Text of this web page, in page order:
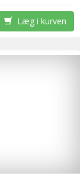
Læg i kurven